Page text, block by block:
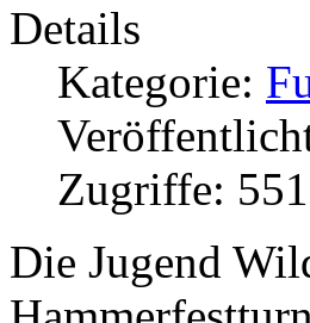
Details
Kategorie:
Zugriffe:
Die Jugend